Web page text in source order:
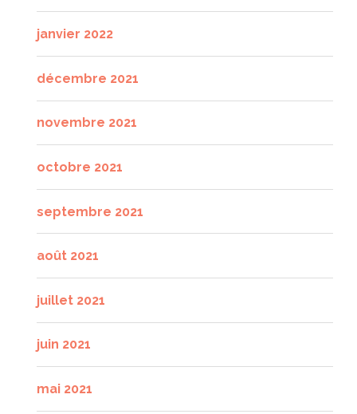
janvier 2022
décembre 2021
novembre 2021
octobre 2021
septembre 2021
août 2021
juillet 2021
juin 2021
mai 2021